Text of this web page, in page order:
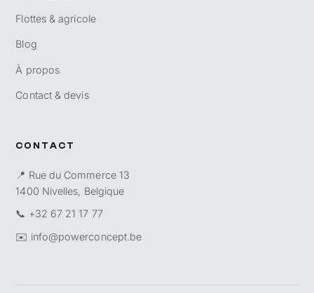
Flottes & agricole
Blog
À propos
Contact & devis
CONTACT
📍 Rue du Commerce 13
1400 Nivelles, Belgique
📞 +32 67 21 17 77
✉️ info@powerconcept.be